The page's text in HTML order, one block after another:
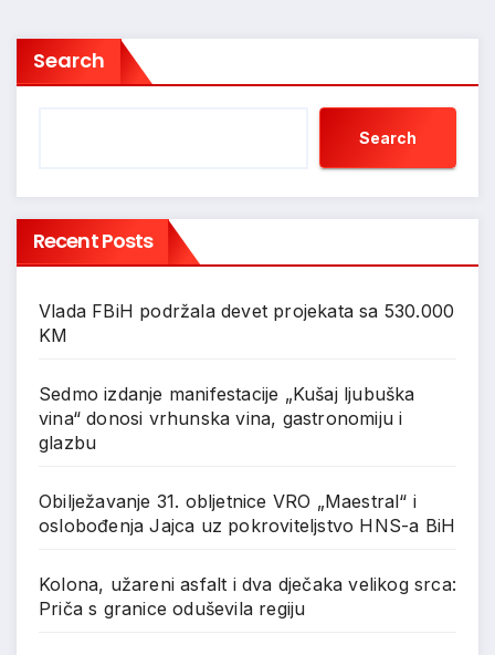
Search
Search
Recent Posts
Vlada FBiH podržala devet projekata sa 530.000
KM
Sedmo izdanje manifestacije „Kušaj ljubuška
vina“ donosi vrhunska vina, gastronomiju i
glazbu
Obilježavanje 31. obljetnice VRO „Maestral“ i
oslobođenja Jajca uz pokroviteljstvo HNS-a BiH
Kolona, užareni asfalt i dva dječaka velikog srca:
Priča s granice oduševila regiju